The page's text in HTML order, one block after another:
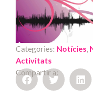
Categories: Notícies,
Activitats
Compartir a: